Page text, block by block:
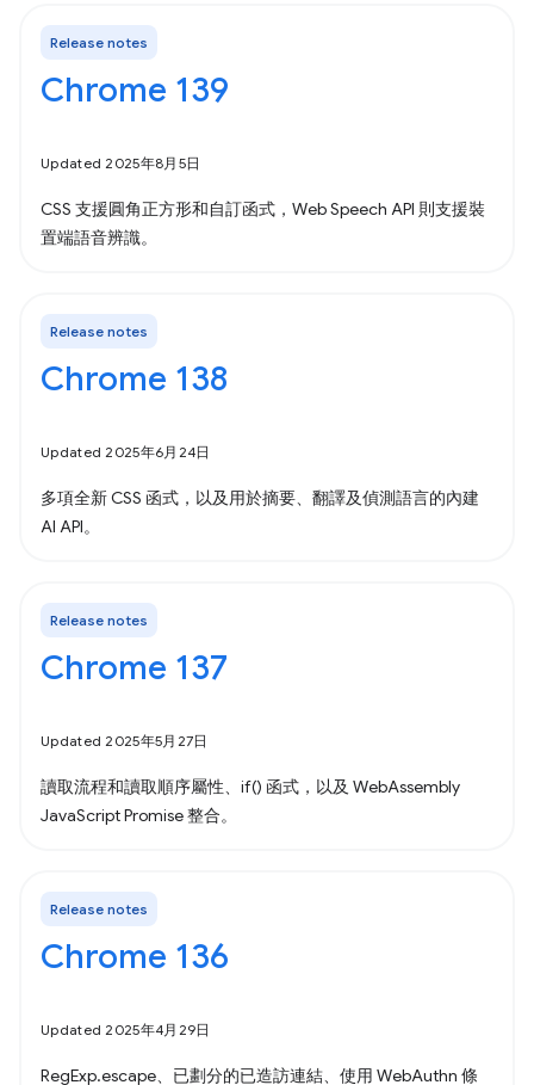
Release notes
Chrome 139
Updated 2025年8月5日
CSS 支援圓角正方形和自訂函式，Web Speech API 則支援裝
置端語音辨識。
Release notes
Chrome 138
Updated 2025年6月24日
多項全新 CSS 函式，以及用於摘要、翻譯及偵測語言的內建
AI API。
Release notes
Chrome 137
Updated 2025年5月27日
讀取流程和讀取順序屬性、if() 函式，以及 WebAssembly
JavaScript Promise 整合。
Release notes
Chrome 136
Updated 2025年4月29日
RegExp.escape、已劃分的已造訪連結、使用 WebAuthn 條